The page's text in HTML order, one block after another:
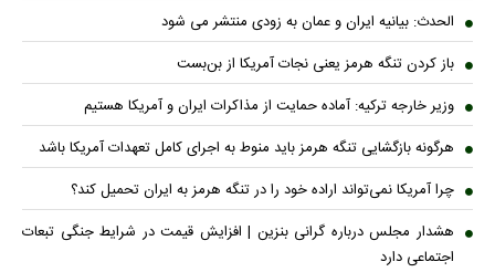
الحدث: بیانیه ایران و عمان به زودی منتشر می شود
باز کردن تنگه هرمز یعنی نجات آمریکا از بن‌بست
وزیر خارجه ترکیه: آماده حمایت از مذاکرات ایران و آمریکا هستیم
هرگونه بازگشایی تنگه هرمز باید منوط به اجرای کامل تعهدات آمریکا باشد
چرا آمریکا نمی‌تواند اراده خود را در تنگه هرمز به ایران تحمیل کند؟
هشدار مجلس درباره گرانی بنزین | افزایش قیمت در شرایط جنگی تبعات
اجتماعی دارد